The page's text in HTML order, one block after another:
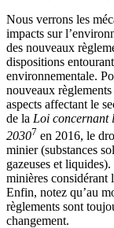
Nous verrons les
impacts sur
des nouveaux
dispositions
environnementale.
nouveaux
aspects affectant le
de la Loi concernant
20307 en 2016, le
minier (substances
gazeuses et
minières considérant
Enfin, notez qu’au
règlements sont
changement.